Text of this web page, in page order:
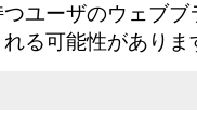
ユーザのウェブ
る可能性がありま